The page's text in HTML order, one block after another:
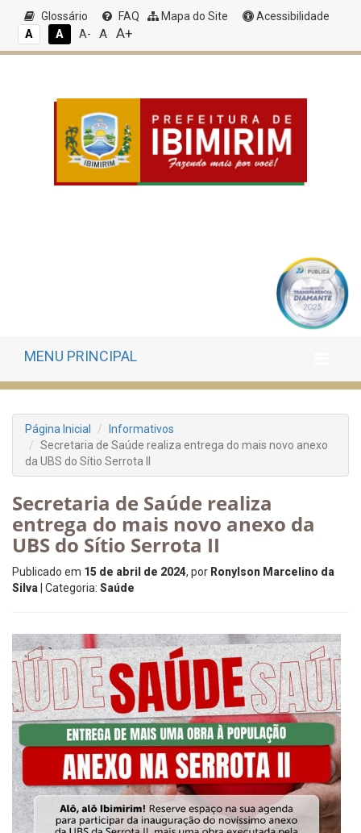
Glossário FAQ Mapa do Site
Acessibilidade
A
A A- A A+
MENU PRINCIPAL
Página Inicial
Informativos
Secretaria de Saúde realiza entrega do mais novo anexo
da UBS do Sítio Serrota II
Secretaria de Saúde realiza
entrega do mais novo anexo da
UBS do Sítio Serrota II
Publicado em 15 de abril de 2024, por Ronylson Marcelino da
Silva | Categoria: Saúde